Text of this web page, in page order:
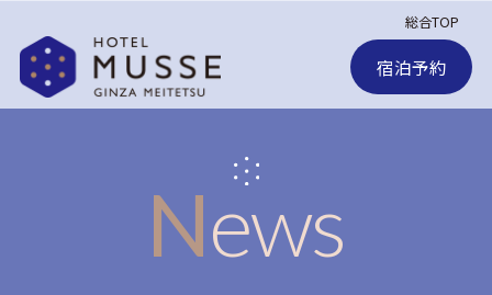
News
宿泊予約
総合TOP